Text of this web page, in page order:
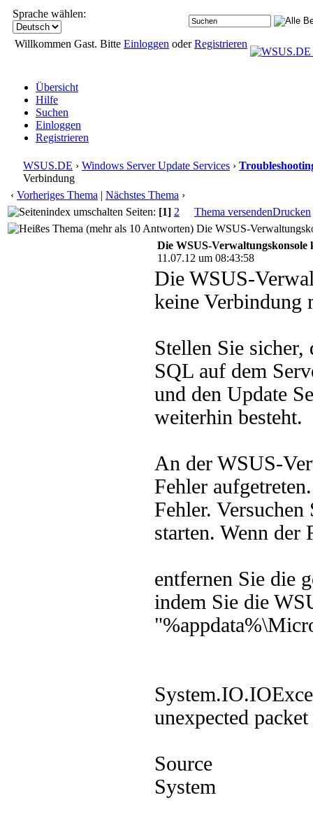
Sprache wählen:
Willkommen Gast. Bitte Einloggen oderRegistrieren
Übersicht
Hilfe
Suchen
Einloggen
Registrieren
WSUS.DE › Windows Server Update Services ›
Verbindung
‹ Vorheriges Thema | Nächstes Thema ›
Seiten: [1] 2 Thema versendenDrucken
Die WSUS-
Die WSUS-
11.07.12 um 08:43:58
Die WSUS-
keine Verbindung
Stellen Sie
SQL auf dem
und den Update
weiterhin besteht.
An der WSUS-
Fehler
Fehler.
starten. Wenn der
entfernen Sie die
indem Sie die
unexpected
Source
System